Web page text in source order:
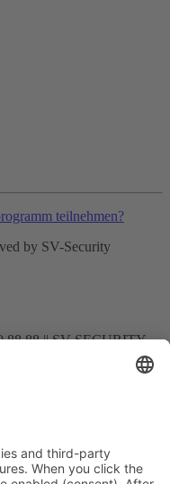
teilnehmen?
by SV-Security
88 88 ||SV-SECURITY